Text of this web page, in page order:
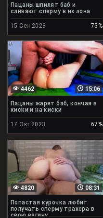
Пацаны шпилят баб и
сливают сперму в их лона
15 Сен 2023 75%
15:06
4462
Пацаны жарят баб, кончая в
киски и на киски
17 Окт 2023 67%
08:31
4820
Попастая курочка любит
получать сперму трахера в
свою вагину